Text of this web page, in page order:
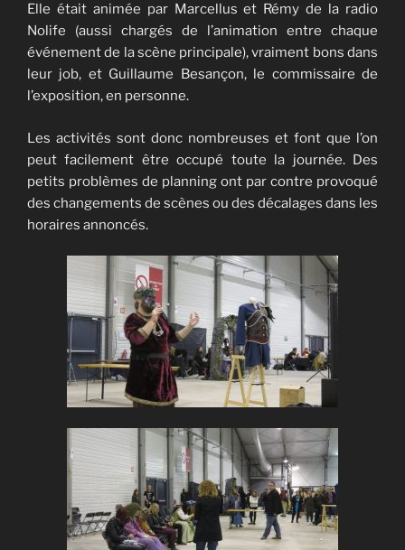
Elle était animée par Marcellus et Rémy de la radio
Nolife (aussi chargés de l’animation entre chaque
événement de la scène principale), vraiment bons dans
leur job, et Guillaume Besançon, le commissaire de
l’exposition, en personne.
Les activités sont donc nombreuses et font que l’on
peut facilement être occupé toute la journée. Des
petits problèmes de planning ont par contre provoqué
des changements de scènes ou des décalages dans les
horaires annoncés.